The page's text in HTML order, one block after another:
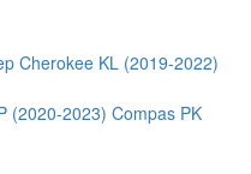
Cherokee KL (2019-2022)
(2020-2023) Compas PK